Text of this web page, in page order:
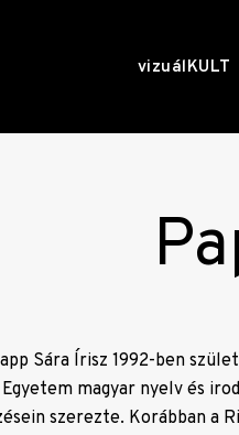
vizuálKULT
Sára Írisz 1992-ben
Egyetem magyar nyelv és
szerezte. Korábban a